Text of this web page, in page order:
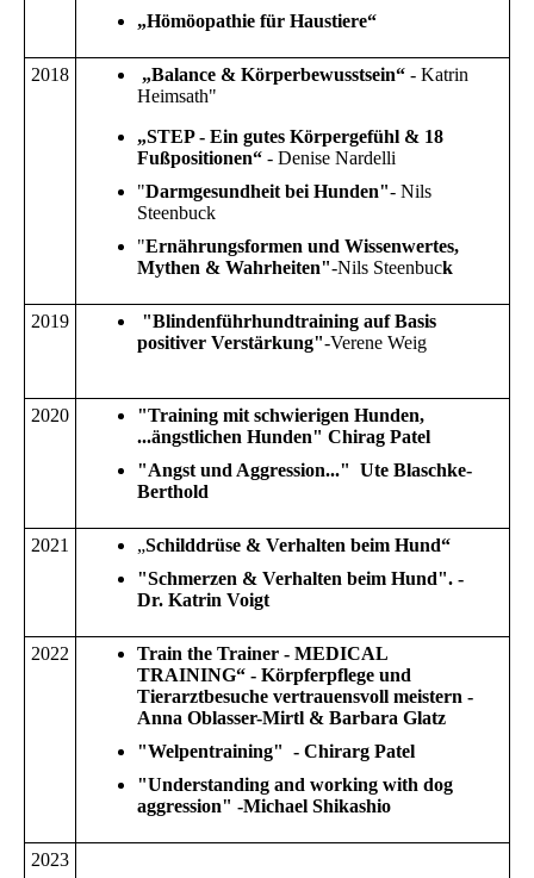
„Hömöopathie für Haustiere“
2018 „Balance & Körperbewusstsein“ - Katrin
Heimsath"
„STEP - Ein gutes Körpergefühl & 18
Fußpositionen“ - Denise Nardelli
"Darmgesundheit bei Hunden"- Nils
Steenbuck
"Ernährungsformen und Wissenwertes,
Mythen & Wahrheiten"-Nils Steenbuck
2019
"Blindenführhundtraining auf Basis
positiver Verstärkung"-Verene Weig
2020
"Training mit schwierigen Hunden,
...ängstlichen Hunden" Chirag Patel
"Angst und Aggression..." Ute Blaschke-
Berthold
2021 „Schilddrüse & Verhalten beim Hund“
"Schmerzen & Verhalten beim Hund". -
Dr. Katrin Voigt
2022
Train the Trainer - MEDICAL
TRAINING“ - Körpferpflege und
Tierarztbesuche vertrauensvoll meistern -
Anna Oblasser-Mirtl & Barbara Glatz
"Welpentraining" - Chirarg Patel
"Understanding and working with dog
aggression" -Michael Shikashio
2023